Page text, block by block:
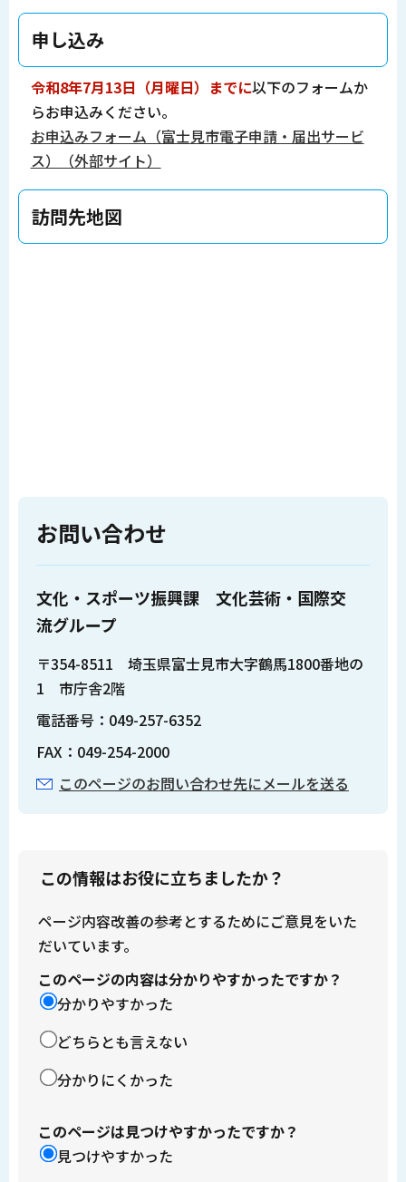
申し込み
令和8年7月13日（月曜日）までに以下のフォームか
らお申込みください。
お申込みフォーム（富士見市電子申請・届出サービ
ス）（外部サイト）
訪問先地図
お問い合わせ
文化・スポーツ振興課 文化芸術・国際交
流グループ
〒354-8511 埼玉県富士見市大字鶴馬1800番地の
1 市庁舎2階
電話番号：049-257-6352
FAX：049-254-2000
このページのお問い合わせ先にメールを送る
この情報はお役に立ちましたか？
ページ内容改善の参考とするためにご意見をいた
だいています。
このページの内容は分かりやすかったですか？
分かりやすかった
どちらとも言えない
分かりにくかった
このページは見つけやすかったですか？
見つけやすかった